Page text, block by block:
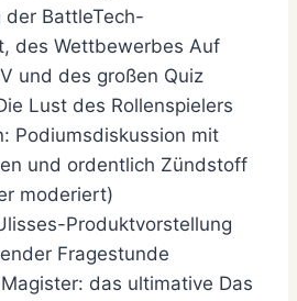
der BattleTech-
des Wettbewerbes Auf
und des großen Quiz
Lust des Rollenspielers
Podiumsdiskussion mit
und ordentlich Zündstoff
moderiert)
Produktvorstellung
Fragestunde
das ultimative Das